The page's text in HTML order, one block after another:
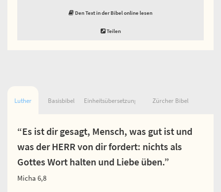
Den Text in der Bibel online lesen
Teilen
Luther Basisbibel Einheitsübersetzung Zürcher Bibel
“Es ist dir gesagt, Mensch, was gut ist und
was der HERR von dir fordert: nichts als
Gottes Wort halten und Liebe üben.”
Micha 6,8